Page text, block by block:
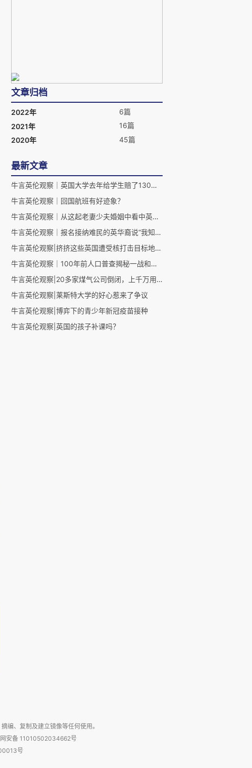
文章归档
2022年
6篇
2021年
16篇
2020年
45篇
最新文章
牛言英伦观察｜英国大学去年给学生赔了130万镑，不少是因防疫
牛言英伦观察｜回国航班有好迹象？
牛言英伦观察｜从这起老妻少夫婚姻中看中英遗产继承差异
牛言英伦观察｜报名接纳难民的英华裔说“我知道没有安全的感觉”
牛言英伦观察|挤挤这些英国遭受核打击目标地图的水分
牛言英伦观察｜100年前人口普查揭秘一战和西班牙流感后的英国
牛言英伦观察|20多家煤气公司倒闭，上千万用户怎么办？
牛言英伦观察|莱斯特大学的好心惹来了争议
牛言英伦观察|博弈下的青少年新冠疫苗接种
牛言英伦观察|英国的孩子补课吗？
编、复制及建立镜像等任何使用。
安备 11010502034662号
号